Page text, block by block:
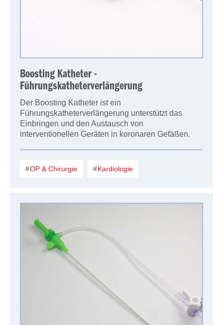
Boosting Katheter -
Führungskatheterverlängerung
Der Boosting Katheter ist ein
Führungskatheterverlängerung unterstützt das
Einbringen und den Austausch von
interventionellen Geräten in koronaren Gefäßen.
OP & Chirurgie Kardiologie